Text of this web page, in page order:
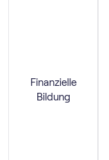
Finanzielle
Bildung